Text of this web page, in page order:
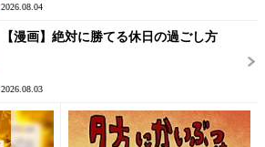
2026.08.04
【漫画】絶対に勝てる休日の過ごし方
2026.08.03